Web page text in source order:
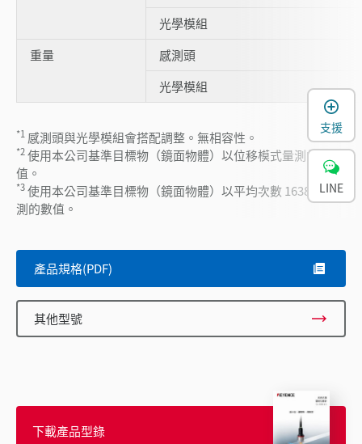
光學模組
重量
感測頭
光學模組
*1 感測頭與光學模組會搭配調整。無相容性。
*2使用本公司基準目標物（鏡面物體）以位移模式量測的數
值。
*3使用本公司基準目標物（鏡面物體）以平均次數 16384 次量
測的數值。
產品規格(PDF)
其他型號
下載產品型錄
支援
LINE